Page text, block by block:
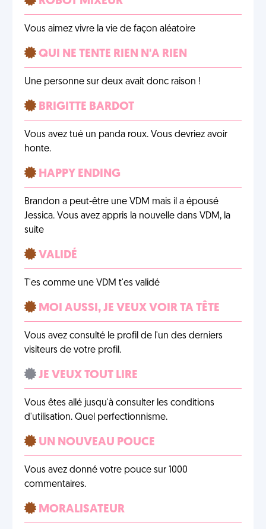
Vous aimez vivre la vie de façon aléatoire
QUI NE TENTE RIEN N'A RIEN
Une personne sur deux avait donc raison !
BRIGITTE BARDOT
Vous avez tué un panda roux. Vous devriez avoir
honte.
HAPPY ENDING
Brandon a peut-être une VDM mais il a épousé
Jessica. Vous avez appris la nouvelle dans VDM, la
suite
VALIDÉ
T'es comme une VDM t'es validé
MOI AUSSI, JE VEUX VOIR TA TÊTE
Vous avez consulté le profil de l'un des derniers
visiteurs de votre profil.
JE VEUX TOUT LIRE
Vous êtes allé jusqu'à consulter les conditions
d'utilisation. Quel perfectionnisme.
UN NOUVEAU POUCE
Vous avez donné votre pouce sur 1000
commentaires.
MORALISATEUR